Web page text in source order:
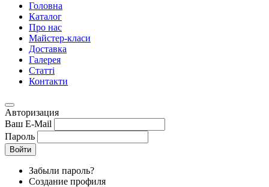
Головна
Каталог
Про нас
Майстер-класи
Доставка
Галерея
Статтi
Контакти
Авторизация
Ваш E-Mail
Пароль
Войти
Забыли пароль?
Создание профиля